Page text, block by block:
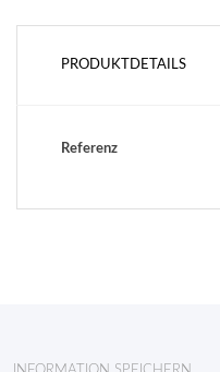
PRODUKTDETAILS
Referenz